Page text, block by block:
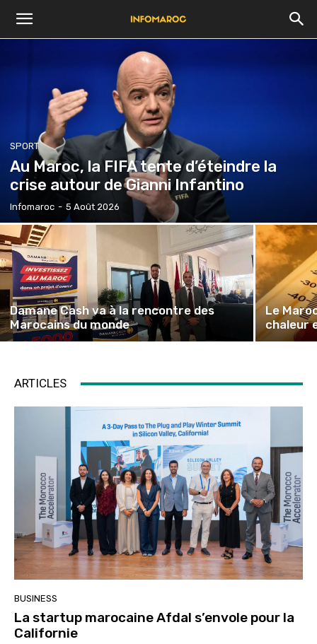
SPORT
Au Maroc, la FIFA tente d’éteindre la
crise autour de Gianni Infantino
Infomaroc - 5 Août 2026
Damane Cash va à la rencontre des
Marocains du monde
Le
chaleur
ARTICLES
BUSINESS
La startup marocaine Afdal s’envole pour la
Californie